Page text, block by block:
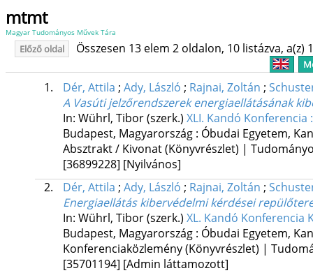
mtmt
Magyar Tudományos Művek Tára
Előző oldal Összesen 13 elem 2 oldalon, 10 listázva, a(z)
1. Dér, Attila ; Ady, László ; Rajnai, Zoltán ;
A Vasúti jelzőrendszerek energiaellátásának
In: Wührl, Tibor (szerk.) XLI. Kandó Konferencia
Budapest, Magyarország : Óbudai Egyetem,
Absztrakt / Kivonat (Könyvrészlet) |
[36899228] [Nyilvános]
2.
Dér, Attila ; Ady, László ; Rajnai, Zoltán ;
Energiaellátás kibervédelmi kérdései
In: Wührl, Tibor (szerk.) XL. Kandó Konferencia
Budapest, Magyarország : Óbudai Egyetem,
Konferenciaközlemény (Könyvrészlet) |
[35701194] [Admin láttamozott]